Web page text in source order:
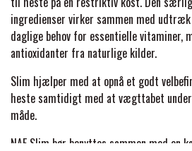
TERAPI
HUER &
GAVEARTIKLER
HESTEBOLCHER &
TILSKUD &
TRAVDÆKKEN &
PREMIER EQUINE
TILBEHØR
PREMIER EQUINE
PREMIER EQUINE
CARR & DAY &
CUSTOM
ingredienser virker sammen med
daglige behov for essentielle vitaminer,
antioxidanter fra naturlige kilder.
Slim hjælper med at opnå et godt
heste samtidigt med at vægttabet
måde.
NAF Slim bør benyttes sammen med en